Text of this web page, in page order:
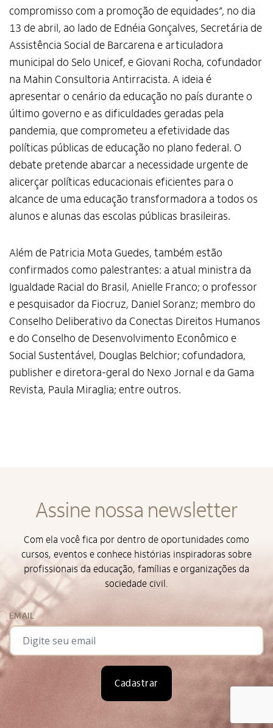
Alto Contraste
compromisso com a promoção de equidades”, no dia
13 de abril, ao lado de Ednéia Gonçalves, Secretária de
Assistência Social de Barcarena e articuladora
municipal do Selo Unicef, e Giovani Rocha, cofundador
na Mahin Consultoria Antirracista. A ideia é
apresentar o cenário da educação no país durante o
último governo e as dificuldades geradas pela
pandemia, que comprometeu a efetividade das
políticas públicas de educação no plano federal. O
debate pretende abarcar a necessidade urgente de
alicerçar políticas educacionais eficientes para o
alcance de uma educação transformadora a todos os
alunos e alunas das escolas públicas brasileiras.
Além de Patricia Mota Guedes, também estão
confirmados como palestrantes: a atual ministra da
Igualdade Racial do Brasil, Anielle Franco; o professor
e pesquisador da Fiocruz, Daniel Soranz; membro do
Conselho Deliberativo da Conectas Direitos Humanos
e do Conselho de Desenvolvimento Econômico e
Social Sustentável, Douglas Belchior; cofundadora,
publisher e diretora-geral do Nexo Jornal e da Gama
Revista, Paula Miraglia; entre outros.
Assine nossa newsletter
Com ela você fica por dentro de oportunidades como
cursos, eventos e conhece histórias inspiradoras sobre
profissionais da educação, famílias e organizações da
sociedade civil.
EMAIL
Cadastrar